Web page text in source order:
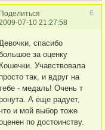
Поделиться
6
07-10 21:27:58
спасибо
за оценку
Кошечки. Учавствовала
просто так, и вдруг на
- медаль! Очень т
А еще радует,
и мой выбор тоже
по достоинству.